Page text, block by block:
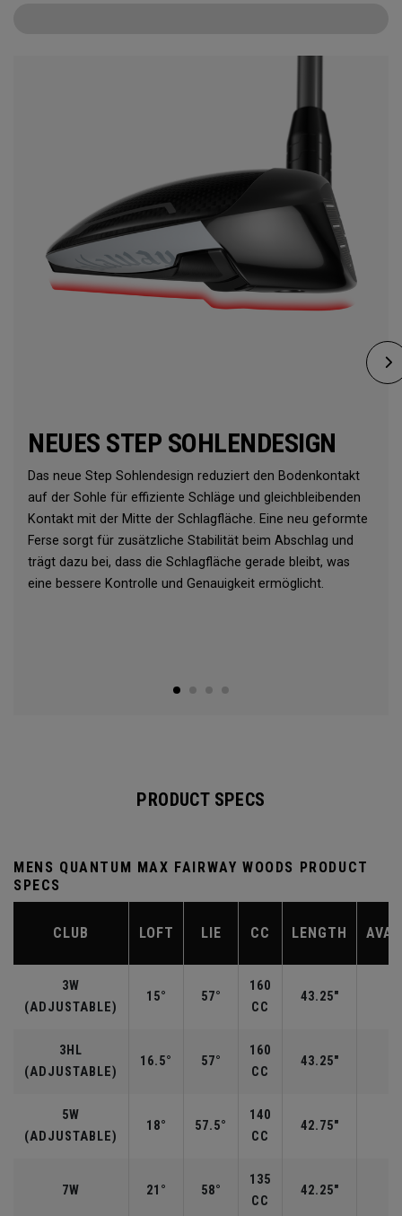
NEUES STEP SOHLENDESIGN
Das neue Step Sohlendesign reduziert den Bodenkontakt
auf der Sohle für effiziente Schläge und gleichbleibenden
Kontakt mit der Mitte der Schlagfläche. Eine neu geformte
Ferse sorgt für zusätzliche Stabilität beim Abschlag und
trägt dazu bei, dass die Schlagfläche gerade bleibt, was
eine bessere Kontrolle und Genauigkeit ermöglicht.
PRODUCT SPECS
MENS QUANTUM MAX FAIRWAY WOODS PRODUCT
SPECS
CLUB LOFT LIE CC LENGTH
3W
(ADJUSTABLE)
15° 57°
160
CC
43.25"
3HL
(ADJUSTABLE)
16.5° 57°
160
CC
43.25"
5W
(ADJUSTABLE)
18° 57.5°
140
CC
42.75"
7W 21° 58°
135
CC
42.25"